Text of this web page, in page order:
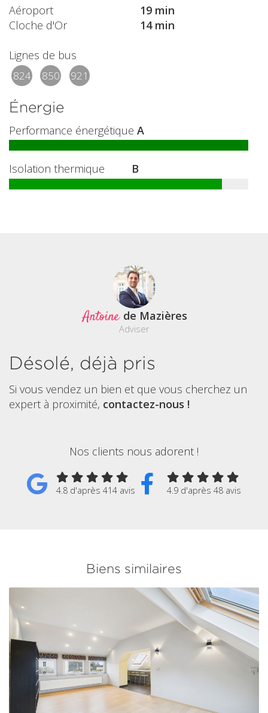
Aéroport
19 min
Cloche d'Or
14 min
Lignes de bus
824 850 921
Énergie
Performance énergétique A
Isolation thermique B
Antoine de Mazières
Adviser
Désolé, déjà pris
Si vous vendez un bien et que vous cherchez un
expert à proximité, contactez-nous !
Nos clients nous adorent !
4.8 d'après 414 avis 4.9 d'après 48 avis
Biens similaires